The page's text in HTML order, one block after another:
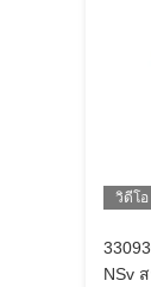
วิดีโอ
NSv